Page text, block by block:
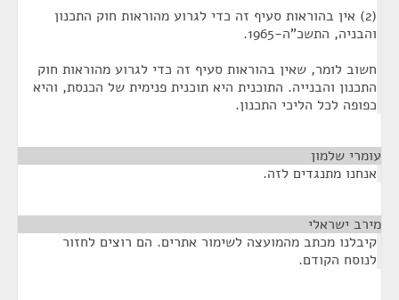
(2) אין בהוראות סעיף זה כדי לגרוע מהוראות חוק התכנון
והבניה, התשכ"ה-1965.
חשוב לומר, שאין בהוראות סעיף זה כדי לגרוע מהוראות חוק
התכנון והבנייה. התוכנית היא תוכנית פנימית של הכנסת, והיא
כפופה לכל הליכי התכנון.
עומרי שלמון
אנחנו מתנגדים לזה.
מירב ישראלי
קיבלנו מכתב מהמועצה לשימור אתרים. הם רוצים לחזור
לנוסח הקודם.